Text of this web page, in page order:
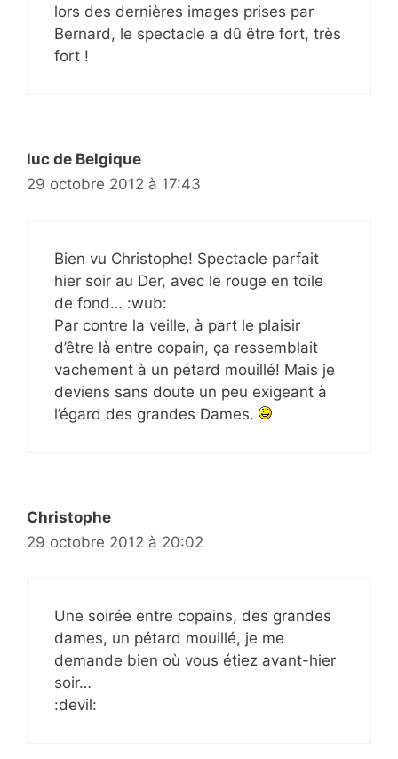
lors des dernières images prises par
Bernard, le spectacle a dû être fort, très
fort !
luc de Belgique
29 octobre 2012 à 17:43
Bien vu Christophe! Spectacle parfait
hier soir au Der, avec le rouge en toile
de fond… :wub:
Par contre la veille, à part le plaisir
d’être là entre copain, ça ressemblait
vachement à un pétard mouillé! Mais je
deviens sans doute un peu exigeant à
l’égard des grandes Dames.
Christophe
29 octobre 2012 à 20:02
Une soirée entre copains, des grandes
dames, un pétard mouillé, je me
demande bien où vous étiez avant-hier
soir…
:devil: